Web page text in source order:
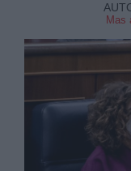
Mas